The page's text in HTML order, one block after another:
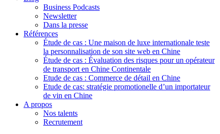
Business Podcasts
Newsletter
Dans la presse
Références
Étude de cas : Une maison de luxe internationale teste
la personnalisation de son site web en Chine
Étude de cas : Évaluation des risques pour un opérateur
de transport en Chine Continentale
Etude de cas : Commerce de détail en Chine
Etude de cas: stratégie promotionelle d’un importateur
de vin en Chine
A propos
Nos talents
Recrutement